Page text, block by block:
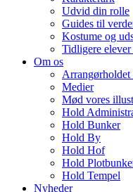
Udvid din rolle
Guides til
Kostume og
Tidligere
Om os
Arrangørholdet
Medier
Mød vores
Hold
Hold Bunker
Hold By
Hold Hof
Hold
Hold Tempel
Nyheder